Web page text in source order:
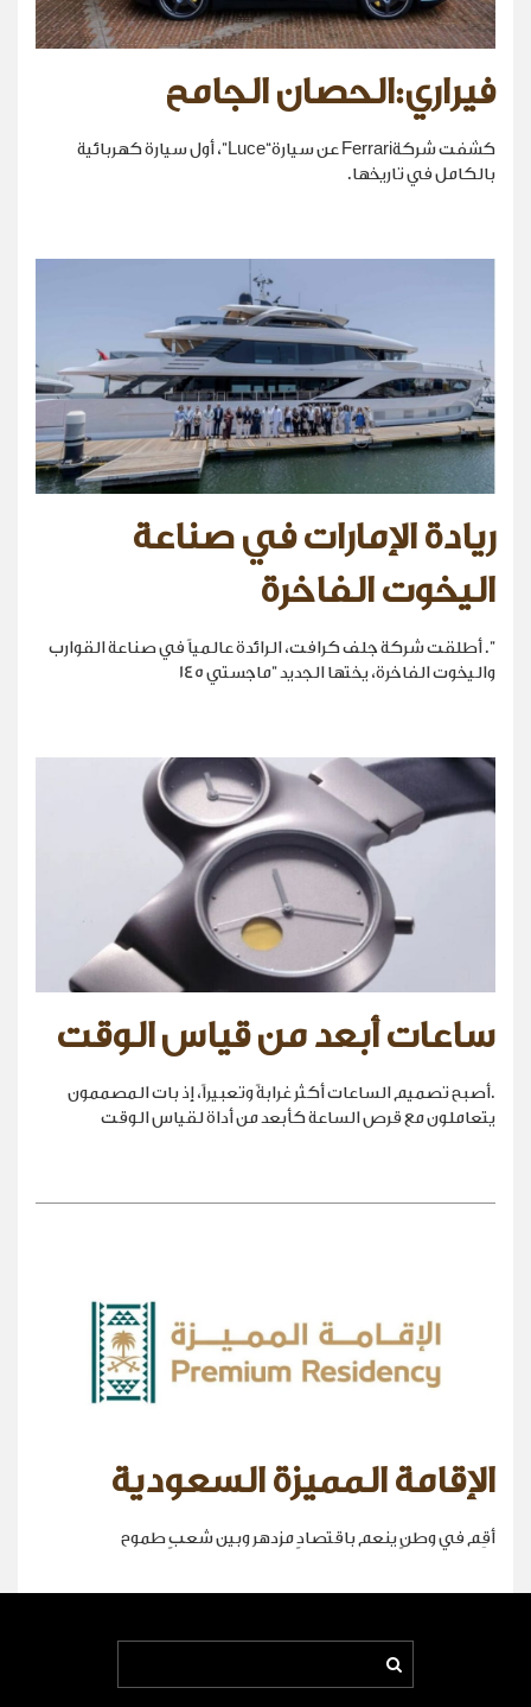
فيراري:الحصان الجامح
كشفت شركةFerrari عن سيارة“Luce”، أول سيارة كهربائية
بالكامل في تاريخها.
ريادة الإمارات في صناعة
اليخوت الفاخرة
". أطلقت شركة جلف كرافت، الرائدة عالمياً في صناعة القوارب
واليخوت الفاخرة، يختها الجديد "ماجستي 145
ساعات أبعد من قياس الوقت
.أصبح تصميم الساعات أكثر غرابةً وتعبيراً، إذ بات المصممون
يتعاملون مع قرص الساعة كأبعد من أداة لقياس الوقت
الإقامة المميزة السعودية
أقِم في وطنٍ ينعم باقتصادٍ مزدهر وبين شعبٍ طموح